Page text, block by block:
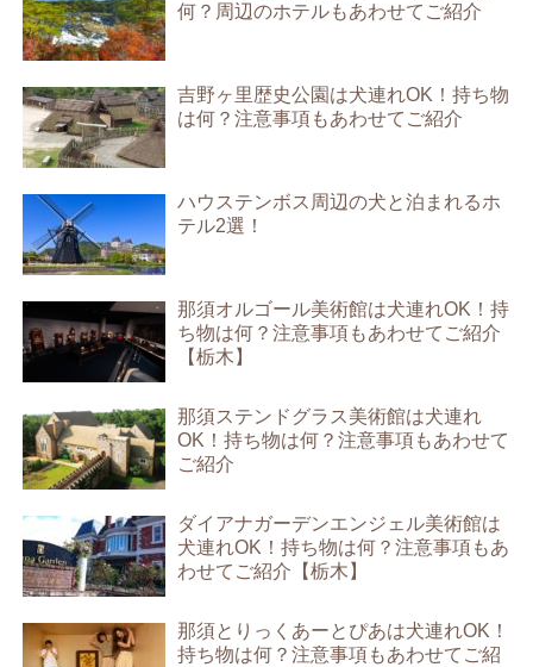
何？周辺のホテルもあわせてご紹介
吉野ヶ里歴史公園は犬連れOK！持ち物
は何？注意事項もあわせてご紹介
ハウステンボス周辺の犬と泊まれるホ
テル2選！
那須オルゴール美術館は犬連れOK！持
ち物は何？注意事項もあわせてご紹介
【栃木】
那須ステンドグラス美術館は犬連れ
OK！持ち物は何？注意事項もあわせて
ご紹介
ダイアナガーデンエンジェル美術館は
犬連れOK！持ち物は何？注意事項もあ
わせてご紹介【栃木】
那須とりっくあーとぴあは犬連れOK！
持ち物は何？注意事項もあわせてご紹